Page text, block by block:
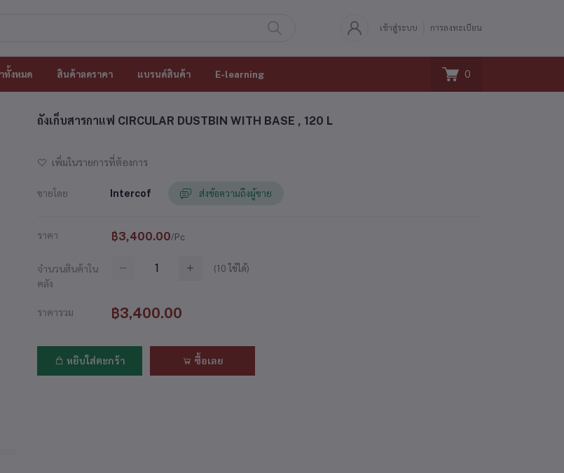
เข้าสู่ระบบ การลงทะเบียน
ทั้งหมด สินค้าลดราคา แบรนด์สินค้า E-learning 0
ถังเก็บสารกาแฟ CIRCULAR DUSTBIN WITH BASE , 120 L
เพิ่มในรายการที่ต้องการ
ขายโดย Intercof ส่งข้อความถึงผู้ขาย
ราคา ฿3,400.00/Pc
จำนวนสินค้าใน
คลัง
(10 ใช้ได้)
ราคารวม ฿3,400.00
หยิบใส่ตะกร้า ซื้อเลย